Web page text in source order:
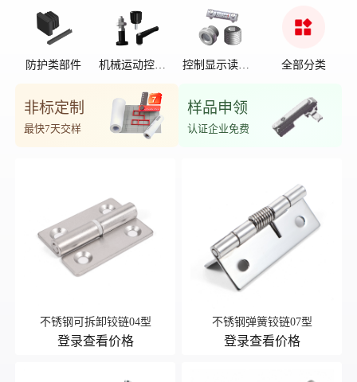
防护类部件
机械运动控制
控制显示读数
全部分类
非标定制
最快7天交样
样品申领
认证企业免费
不锈钢可拆卸铰链04型
登录查看价格
不锈钢弹簧铰链07型
登录查看价格